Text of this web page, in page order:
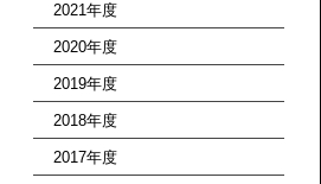
2021年度
2020年度
2019年度
2018年度
2017年度